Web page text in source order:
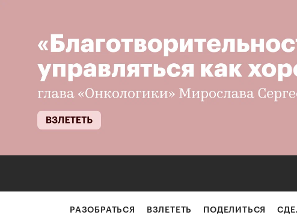
РАЗОБРАТЬСЯ ВЗЛЕТЕТЬ ПОДЕЛИТЬСЯ